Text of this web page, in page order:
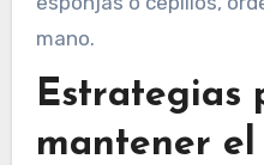
mano.
Estrategias
mantener el